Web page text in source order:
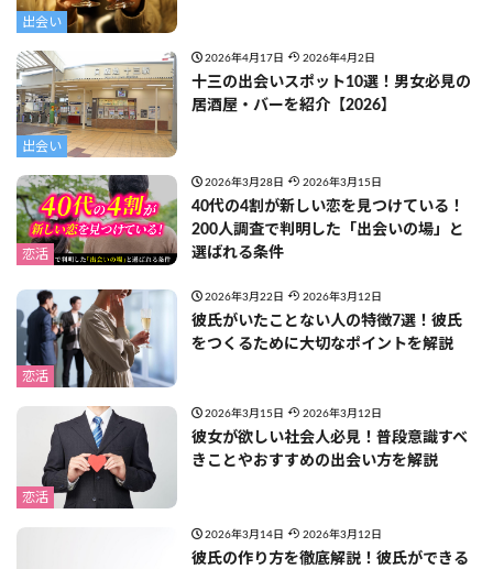
出会い
出会い
2026年4月17日 2026年4月2日
十三の出会いスポット10選！男女必見の
居酒屋・バーを紹介【2026】
恋活
2026年3月28日 2026年3月15日
40代の4割が新しい恋を見つけている！
200人調査で判明した「出会いの場」と
選ばれる条件
恋活
2026年3月22日 2026年3月12日
彼氏がいたことない人の特徴7選！彼氏
をつくるために大切なポイントを解説
恋活
2026年3月15日 2026年3月12日
彼女が欲しい社会人必見！普段意識すべ
きことやおすすめの出会い方を解説
2026年3月14日 2026年3月12日
彼氏の作り方を徹底解説！彼氏ができる